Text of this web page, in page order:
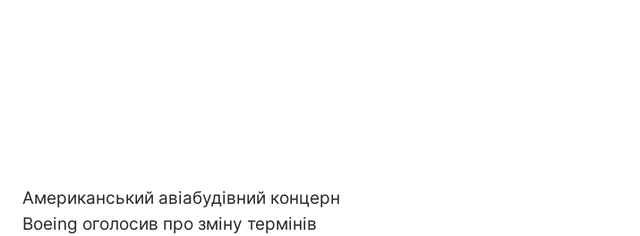
Американський авіабудівний концерн
Boeing оголосив про зміну термінів